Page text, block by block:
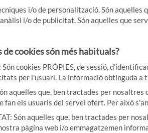
i/o de personalització. Són
i/o de publicitat. Són aquelles que
cookies són més habituals?
Són cookies PRÒPIES, de sessió,
per l'usuari. La informació obtinguda
aquelles que, ben tractades per
fan els usuaris del servei ofert. Per això
Són aquelles que, ben tractades per
pàgina web i/o emmagatzemen